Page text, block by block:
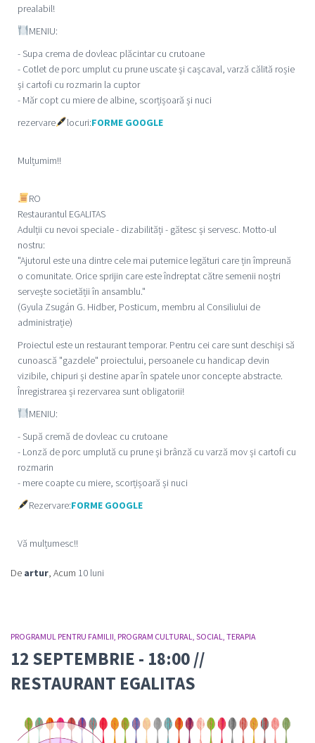
prealabil!
MENIU:
- Supa crema de dovleac plăcintar cu crutoane
- Cotlet de porc umplut cu prune uscate și cașcaval, varză călită roșie
și cartofi cu rozmarin la cuptor
- Măr copt cu miere de albine, scorțișoară și nuci
rezervare
locuri:FORME GOOGLE
Mulțumim!!
RO
Restaurantul EGALITAS
Adulții cu nevoi speciale - dizabilități - gătesc și servesc. Motto-ul
nostru:
"Ajutorul este una dintre cele mai puternice legături care țin împreună
o comunitate. Orice sprijin care este îndreptat către semenii noștri
servește societății în ansamblu."
(Gyula Zsugán G. Hidber, Posticum, membru al Consiliului de
administrație)
Proiectul este un restaurant temporar. Pentru cei care sunt deschiși să
cunoască "gazdele" proiectului, persoanele cu handicap devin
vizibile, chipuri și destine apar în spatele unor concepte abstracte.
Înregistrarea și rezervarea sunt obligatorii!
MENIU:
- Supă cremă de dovleac cu crutoane
- Lonză de porc umplută cu prune și brânză cu varză mov și cartofi cu
rozmarin
- mere coapte cu miere, scorțișoară și nuci
Rezervare:FORME GOOGLE
Vă mulțumesc!!
De artur, Acum 10 luni
PROGRAMUL PENTRU FAMILII PROGRAM CULTURAL SOCIAL TERAPIA
12 SEPTEMBRIE - 18:00 //
RESTAURANT EGALITAS